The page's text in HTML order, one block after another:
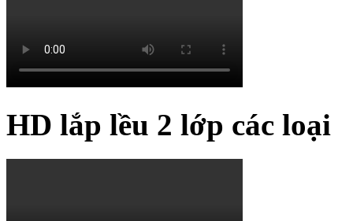
HD lắp lều 2 lớp các loại